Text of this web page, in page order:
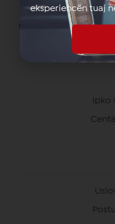
Briga O
049/700 900
080070000
Ipko
eksperiencën tuaj